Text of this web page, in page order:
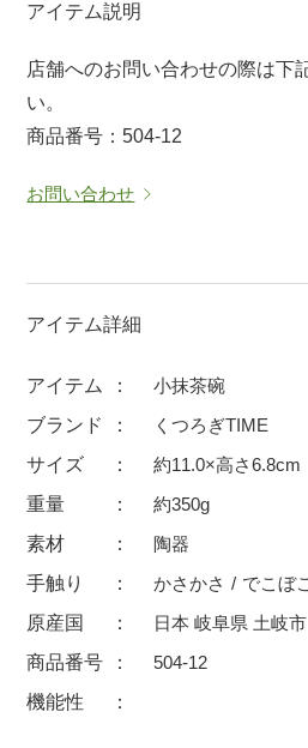
ロックカップ
徳利・盃
箸・カトラリー
子供食器
500円未満
ブランド・窯名・作家名
アイテム説明
店舗へのお問い合わせの際は下
い。
商品番号：504-12
お問い合わせ
アイテム詳細
アイテム
小抹茶碗
ブランド
くつろぎTIME
サイズ
約11.0×高さ
重量
約350g
素材
陶器
手触り
かさかさ
でこぼ
原産国
日本 岐阜県 土岐市
商品番号
504-12
機能性